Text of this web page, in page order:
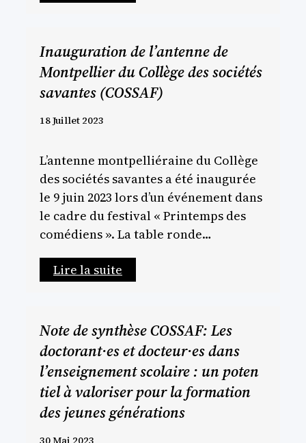
Inauguration de l’antenne de
Montpellier du Collège des sociétés
savantes (COSSAF)
18 Juillet 2023
L’antenne montpelliéraine du Collège
des sociétés savantes a été inaugurée
le 9 juin 2023 lors d’un événement dans
le cadre du festival « Printemps des
comédiens ». La table ronde…
Lire la suite
Note de synthèse COSSAF: Les
doctorant·es et docteur·es dans
l’enseignement scolaire : un poten
tiel à valoriser pour la formation
des jeunes générations
30 Mai 2023